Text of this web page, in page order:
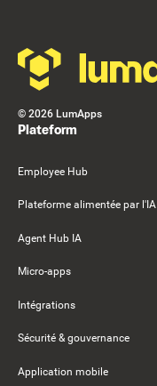
© 2026 LumApps
Plateform
Employee Hub
Plateforme alimentée par l'IA
Agent Hub IA
Micro-apps
Intégrations
Sécurité & gouvernance
Application mobile